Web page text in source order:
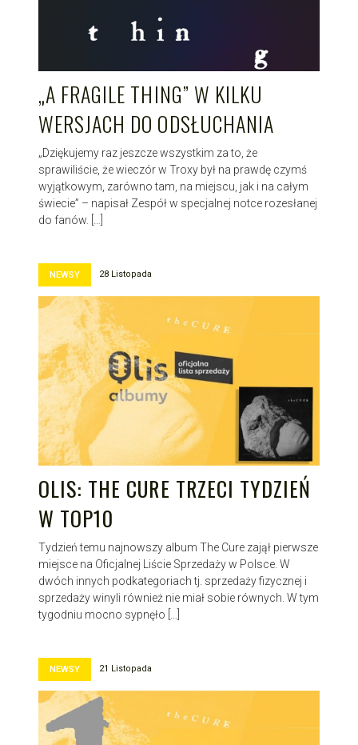
„A FRAGILE THING” W KILKU
WERSJACH DO ODSŁUCHANIA
„Dziękujemy raz jeszcze wszystkim za to, że
sprawiliście, że wieczór w Troxy był na prawdę czymś
wyjątkowym, zarówno tam, na miejscu, jak i na całym
świecie” – napisał Zespół w specjalnej notce rozesłanej
do fanów. […]
NEWSY 28 Listopada
OLIS: THE CURE TRZECI TYDZIEŃ
W TOP10
Tydzień temu najnowszy album The Cure zajął pierwsze
miejsce na Oficjalnej Liście Sprzedaży w Polsce. W
dwóch innych podkategoriach tj. sprzedaży fizycznej i
sprzedaży winyli również nie miał sobie równych. W tym
tygodniu mocno sypnęło […]
NEWSY 21 Listopada